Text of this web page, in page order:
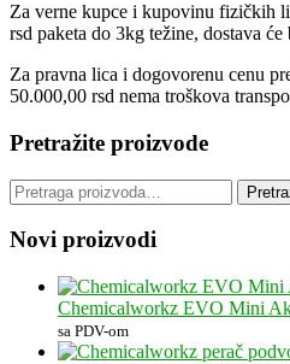
Za verne kupce i kupovinu fizičkih
rsd paketa do 3kg težine, dostava će
Za pravna lica i dogovorenu cenu
50.000,00 rsd nema troškova
Pretražite proizvode
Pretraga
za:
Novi proizvodi
Chemicalworkz EVO Mini
sa PDV-om